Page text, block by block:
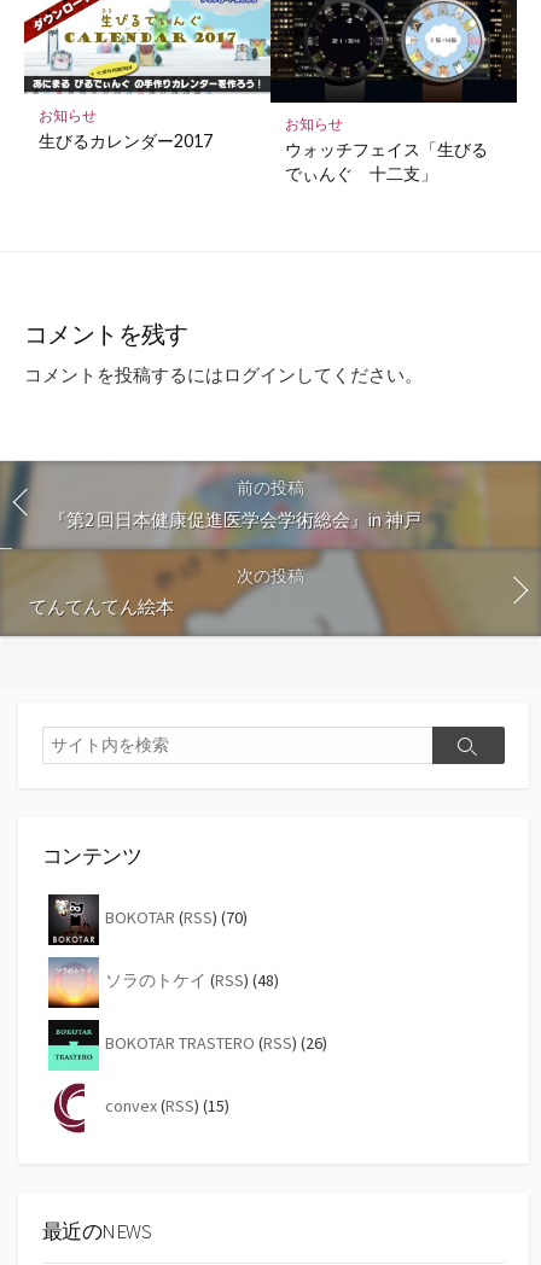
お知らせ
生びるカレンダー2017
お知らせ
ウォッチフェイス「生びる
でぃんぐ 十二支」
コメントを残す
コメントを投稿するにはログイン してください。
前の投稿
『第2 回日本健康促進医学会学術総会』in 神戸
次の投稿
てんてんてん絵本
検
索
検
コンテンツ
BOKOTAR (RSS) (70)
ソラのトケイ (RSS) (48)
BOKOTAR TRASTERO (RSS) (26)
convex(RSS) (15)
最近のNEWS